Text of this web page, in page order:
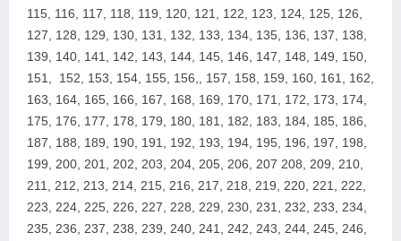
115, 116, 117, 118, 119, 120, 121, 122, 123, 124, 125, 126,
127, 128, 129, 130, 131, 132, 133, 134, 135, 136, 137, 138,
139, 140, 141, 142, 143, 144, 145, 146, 147, 148, 149, 150,
151, 152, 153, 154, 155, 156,, 157, 158, 159, 160, 161, 162,
163, 164, 165, 166, 167, 168, 169, 170, 171, 172, 173, 174,
175, 176, 177, 178, 179, 180, 181, 182, 183, 184, 185, 186,
187, 188, 189, 190, 191, 192, 193, 194, 195, 196, 197, 198,
199, 200, 201, 202, 203, 204, 205, 206, 207 208, 209, 210,
211, 212, 213, 214, 215, 216, 217, 218, 219, 220, 221, 222,
223, 224, 225, 226, 227, 228, 229, 230, 231, 232, 233, 234,
235, 236, 237, 238, 239, 240, 241, 242, 243, 244, 245, 246,